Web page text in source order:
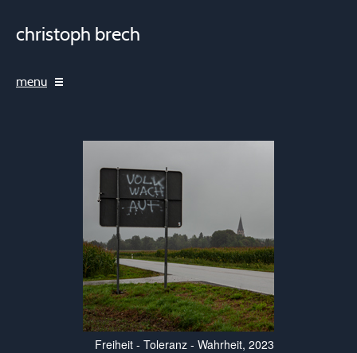
christoph brech
menu
Freiheit - Toleranz - Wahrheit, 2023